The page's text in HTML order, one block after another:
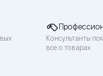
Консультанты
все о товарах